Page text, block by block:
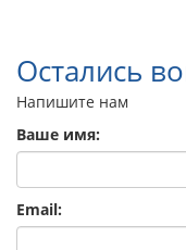
Остались
Напишите нам
Ваше имя:
Email: